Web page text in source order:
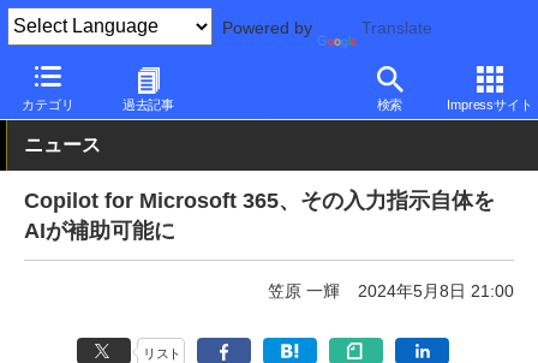
Powered by Translate
カテゴリ 過去記事 検索 Impressサイト
PC Watch 市場 AI
ニュース
Copilot for Microsoft 365、その入力指示自体を
AIが補助可能に
笠原 一輝 2024年5月8日 21:00
リスト